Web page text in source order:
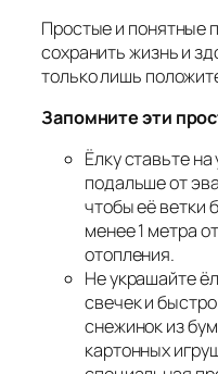
Простые и понятные
сохранить жизнь и
только лишь
Запомните эти
Ёлку ставьте
подальше от
чтобы её ветки
менее 1 метра
отопления.
Не украшайте
свечек и
снежинок из
картонных